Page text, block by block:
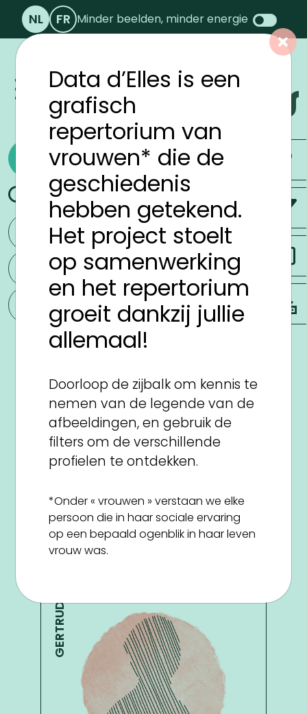
NL FR Minder beelden, minder energie
Toevallig ontdekken
Trefwoord(en)
Land
Naam
Datum
1759
-
1797
MARY
GERTRUDE
Data d’Elles is een
grafisch
repertorium van
vrouwen* die de
geschiedenis
hebben getekend.
Het project stoelt
op samenwerking
en het repertorium
groeit dankzij jullie
allemaal!
Doorloop de zijbalk om kennis te
nemen van de legende van de
afbeeldingen, en gebruik de
filters om de verschillende
profielen te ontdekken.
*Onder « vrouwen » verstaan we elke
persoon die in haar sociale ervaring
op een bepaald ogenblik in haar leven
vrouw was.
Beheer van cookies